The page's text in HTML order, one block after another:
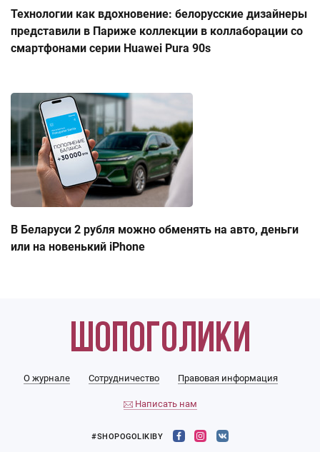
Технологии как вдохновение: белорусские дизайнеры
представили в Париже коллекции в коллаборации со
смартфонами серии Huawei Pura 90s
В Беларуси 2 рубля можно обменять на авто, деньги
или на новенький iPhone
О журнале Сотрудничество Правовая информация
Написать нам
#SHOPOGOLIKIBY